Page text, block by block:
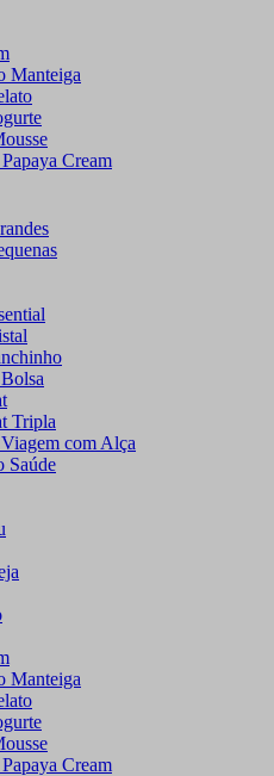
Manteiga
Cream
Tripla
com Alça
Saúde
Manteiga
Cream